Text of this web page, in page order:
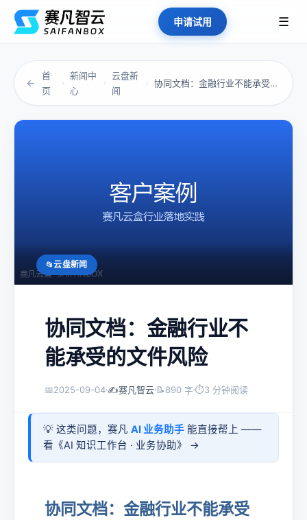
申请试用 ☰
←
首
页
›
新闻中
心
›
云盘新
闻
› 协同文档：金融行业不能承受的文件风险
云盘新闻
协同文档：金融行业不
能承受的文件风险
📅2025-09-04 ✍️赛凡智云 📝890 字 ⏱3 分钟阅读
💡 这类问题，赛凡 AI 业务助手 能直接帮上 ——
看《AI 知识工作台 · 业务协助》 →
协同文档：金融行业不能承受